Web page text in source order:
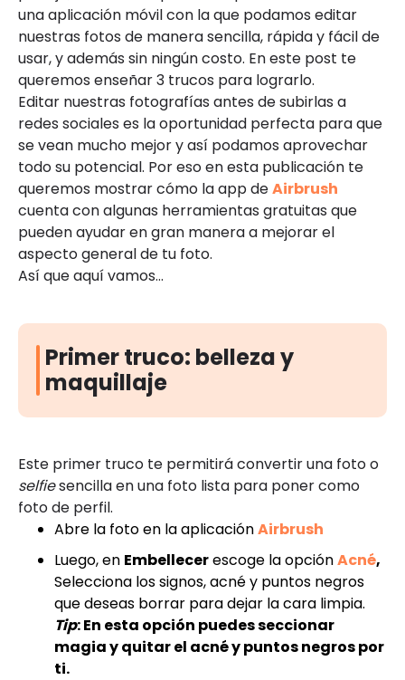
una aplicación móvil con la que podamos editar
nuestras fotos de manera sencilla, rápida y fácil de
usar, y además sin ningún costo. En este post te
queremos enseñar 3 trucos para lograrlo.
Editar nuestras fotografías antes de subirlas a
redes sociales es la oportunidad perfecta para que
se vean mucho mejor y así podamos aprovechar
todo su potencial. Por eso en esta publicación te
queremos mostrar cómo la app deAirbrush
cuenta con algunas herramientas gratuitas que
pueden ayudar en gran manera a mejorar el
aspecto general de tu foto.
Así que aquí vamos…
Primer truco: belleza y
maquillaje
Este primer truco te permitirá convertir una foto o
selfiesencilla en una foto lista para poner como
foto de perfil.
Abre la foto en la aplicaciónAirbrush
Luego, en Embellecerescoge la opciónAcné,
Selecciona los signos, acné y puntos negros
que deseas borrar para dejar la cara limpia.
Tip: En esta opción puedes seccionar
magia y quitar el acné y puntos negros por
ti.